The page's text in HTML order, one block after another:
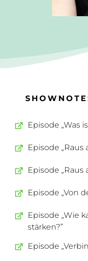
Episode „Was
Episode „Raus
Episode
Episode „Von
Episode „Wie
stärken?”
Episode